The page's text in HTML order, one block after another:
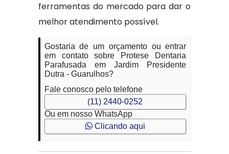
ferramentas do mercado para dar o
melhor atendimento possível.
Gostaria de um orçamento ou entrar
em contato sobre Protese Dentaria
Parafusada em Jardim Presidente
Dutra - Guarulhos?
Fale conosco pelo telefone
(11) 2440-0252
Ou em nosso WhatsApp
Clicando aqui